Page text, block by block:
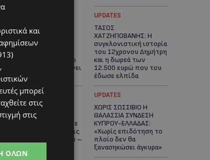
ΠΑΓΚΟΣΜΙΑ ΗΜΕΡΑ
ΓΑΤΑΣ: Χιλιάδες στην
Κύπρο, καθεμία
μοναδική – Το
χαδιάρικο τετράποδο
με τη ματιά που λιώνει
καρδιές
UPDATES
ΤΑΣΟΣ
ΧΑΤΖΗΓΙΟΒΑΝΗΣ: Η
συγκλονιστική ιστορία
του 12χρονου Δημήτρη
και η δωρεά των
12.500 ευρώ που του
έδωσε ελπίδα
STORIES
ΕΞΩΤΙΚΑ ΖΩΑ ΣΤΗΝ
ΚΥΠΡΟ: Πότε
επιτρέπεται και πότε
απαγορεύεται να έχεις
μαϊμού ως κατοικίδιο –
διατηρείς νόμιμα
UPDATES
ΧΩΡΙΣ ΣΩΣΣΙΒΙΟ Η
ΘΑΛΑΣΣΙΑ ΣΥΝΔΕΣΗ
ΚΥΠΡΟΥ-ΕΛΛΑΔΑΣ:
«Χωρίς επιδότηση το
πλοίο δεν θα
ξανασηκώσει άγκυρα»
και
μπορεί
στις
στις
ΌΛΩΝ